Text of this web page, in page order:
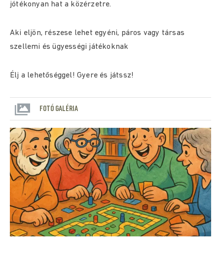
jótékonyan hat a közérzetre.
Aki eljön, részese lehet egyéni, páros vagy társas
szellemi és ügyességi játékoknak
Élj a lehetőséggel! Gyere és játssz!
FOTÓ GALÉRIA